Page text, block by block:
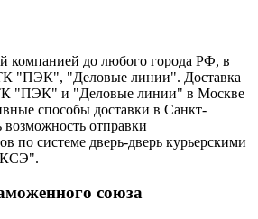
компанией до любого города РФ, в
"ПЭК", "Деловые линии". Доставка
"ПЭК" и "Деловые линии" в Москве
способы доставки в Санкт-
возможность отправки
по системе дверь-дверь курьерскими
союза